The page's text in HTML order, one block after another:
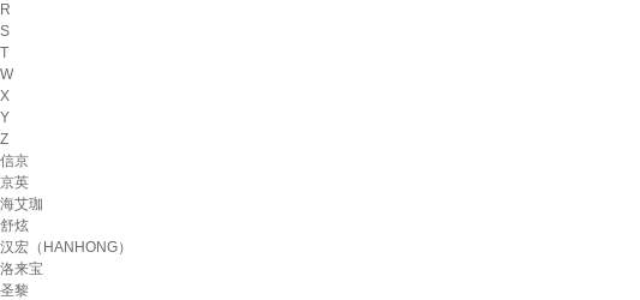
R
S
T
W
X
Y
Z
信京
京英
海艾珈
舒炫
汉宏（HANHONG）
洛来宝
圣黎